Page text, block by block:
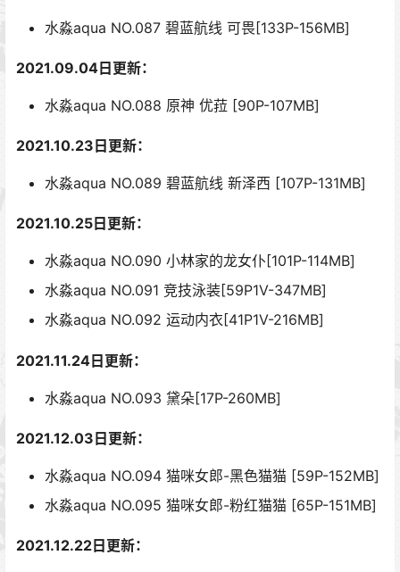
水淼aqua NO.087 碧蓝航线 可畏[133P-156MB]
2021.09.04日更新：
水淼aqua NO.088 原神 优菈 [90P-107MB]
2021.10.23日更新：
水淼aqua NO.089 碧蓝航线 新泽西 [107P-131MB]
2021.10.25日更新：
水淼aqua NO.090 小林家的龙女仆[101P-114MB]
水淼aqua NO.091 竞技泳装[59P1V-347MB]
水淼aqua NO.092 运动内衣[41P1V-216MB]
2021.11.24日更新：
水淼aqua NO.093 黛朵[17P-260MB]
2021.12.03日更新：
水淼aqua NO.094 猫咪女郎-黑色猫猫 [59P-152MB]
水淼aqua NO.095 猫咪女郎-粉红猫猫 [65P-151MB]
2021.12.22日更新：